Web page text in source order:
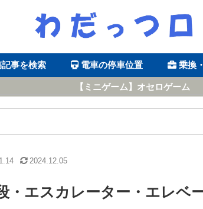
事を検索 電車の停車位置 乗換
【ミニゲーム】オセロゲーム
・エスカレーター・エレベ
2024.12.05